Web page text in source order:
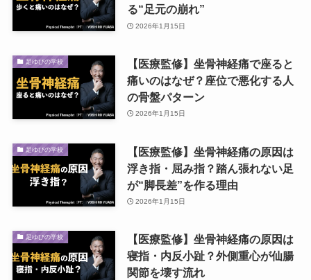
る“足元の崩れ”
2026年1月15日
足ゆびの学校
【医療監修】坐骨神経痛で座ると
痛いのはなぜ？座位で悪化する人
の骨盤パターン
2026年1月15日
足ゆびの学校
【医療監修】坐骨神経痛の原因は
浮き指・屈み指？踏ん張れない足
が“脚長差”を作る理由
2026年1月15日
足ゆびの学校
【医療監修】坐骨神経痛の原因は
寝指・内反小趾？外側重心が仙腸
関節を壊す流れ